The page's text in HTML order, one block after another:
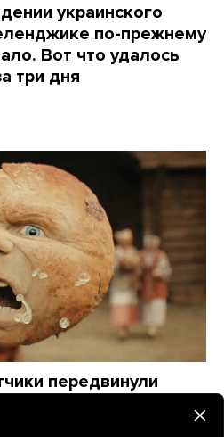
украинского
по-прежнему
Вот что удалось
три дня
передвинули
паука»,
фильм